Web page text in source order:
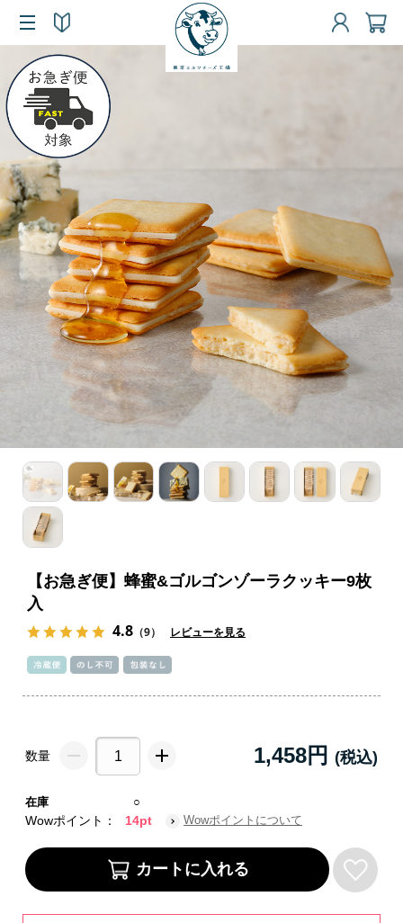
【お急ぎ便】蜂蜜&ゴルゴンゾーラクッキー9枚
入
4.8 （9） レビューを見る
数量 1,458円
在庫 ○
Wowポイント： 14pt Wowポイントについて